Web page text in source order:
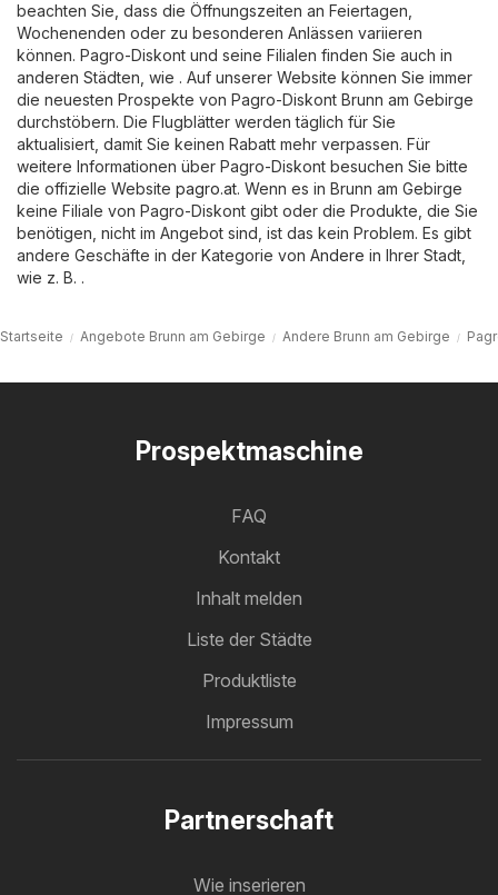
beachten Sie, dass die Öffnungszeiten an Feiertagen,
Wochenenden oder zu besonderen Anlässen variieren
können. Pagro-Diskont und seine Filialen finden Sie auch in
anderen Städten, wie . Auf unserer Website können Sie immer
die neuesten Prospekte von Pagro-Diskont Brunn am Gebirge
durchstöbern. Die Flugblätter werden täglich für Sie
aktualisiert, damit Sie keinen Rabatt mehr verpassen. Für
weitere Informationen über Pagro-Diskont besuchen Sie bitte
die offizielle Website pagro.at. Wenn es in Brunn am Gebirge
keine Filiale von Pagro-Diskont gibt oder die Produkte, die Sie
benötigen, nicht im Angebot sind, ist das kein Problem. Es gibt
andere Geschäfte in der Kategorie von Andere in Ihrer Stadt,
wie z. B. .
Startseite Angebote Brunn am Gebirge Andere Brunn am Gebirge
Prospektmaschine
FAQ
Kontakt
Inhalt melden
Liste der Städte
Produktliste
Impressum
Partnerschaft
Wie inserieren